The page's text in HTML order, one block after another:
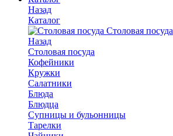
Назад
Каталог
Столовая посуда
Назад
Столовая посуда
Кофейники
Кружки
Салатники
Блюда
Блюдца
Супницы и бульонницы
Тарелки